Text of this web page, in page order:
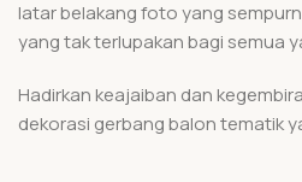
latar belakang foto yang
yang tak terlupakan bagi semua
Hadirkan keajaiban dan
dekorasi gerbang balon tematik